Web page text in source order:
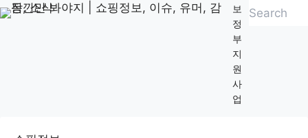
로
보
정
부
지
원
사
업
검